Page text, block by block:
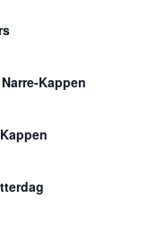
Kappen